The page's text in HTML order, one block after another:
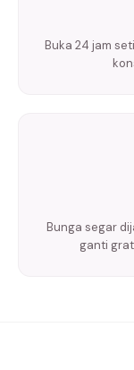
Buka 24 jam
Bunga segar
ganti